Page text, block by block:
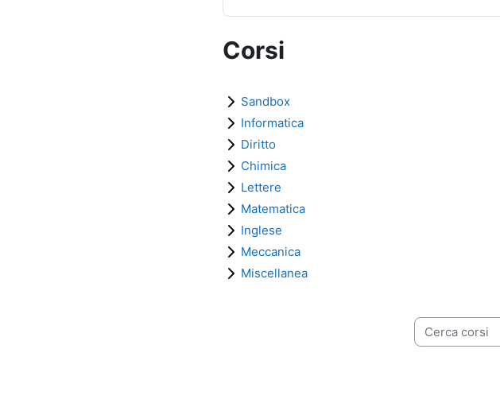
Corsi
Sandbox
Informatica
Diritto
Chimica
Lettere
Matematica
Inglese
Meccanica
Miscellanea
Cerca corsi